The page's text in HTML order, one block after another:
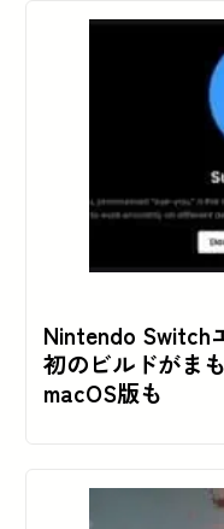
Nintendo Switch
初のビルドがま
macOS版も